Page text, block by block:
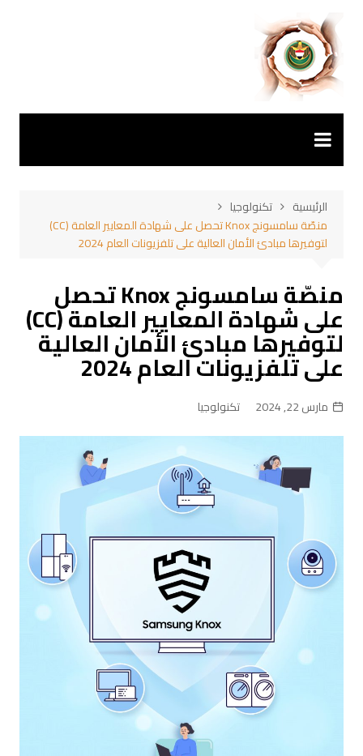
المحتوى
الرئيسية
تكنولوجيا
منصّة سامسونج Knox تحصل على شهادة المعايير العامة (CC)
لتوفيرها مبادئ الأمان العالية على تلفزيونات العام 2024
منصّة سامسونج Knox تحصل
على شهادة المعايير العامة (CC)
لتوفيرها مبادئ الأمان العالية
على تلفزيونات العام 2024
مارس 22, 2024 تكنولوجيا